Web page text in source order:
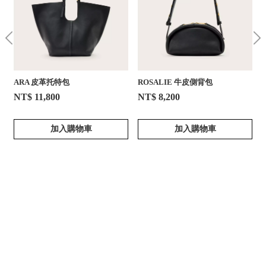
ARA 皮革托特包
NT$ 11,800
加入購物車
ROSALIE 牛皮側背包
NT$ 8,200
加入購物車